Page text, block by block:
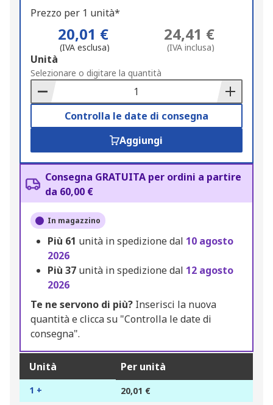
Prezzo per 1 unità*
20,01 €
(IVA esclusa)
24,41 €
(IVA inclusa)
Add
to
Basket
Unità
Selezionare o digitare la quantità
Controlla le date di consegna
Aggiungi
Consegna GRATUITA per ordini a partire
da 60,00 €
In magazzino
Più 61 unità in spedizione dal 10 agosto
2026
Più 37 unità in spedizione dal 12 agosto
2026
Te ne servono di più? Inserisci la nuova
quantità e clicca su "Controlla le date di
consegna".
Unità Per unità
1 + 20,01 €